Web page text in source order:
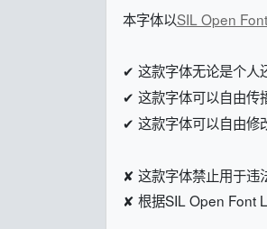
本字体以SIL Open
✔ 这款字体无论是个人
✔ 这款字体可以自由传
✔ 这款字体可以自由修
✘ 这款字体禁止用于违
✘ 根据SIL Open Font